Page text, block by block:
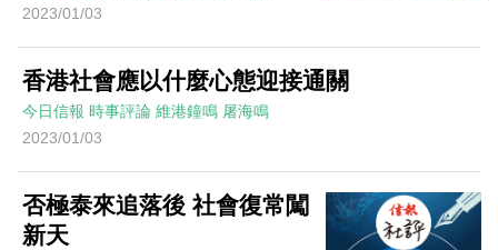
2023/01/03
香港社會應以什麼心態迎接通關
今日信報 時事評論 維港鐘鳴 屠海鳴
2023/01/03
否極泰來追落後 社會復常闖
新天